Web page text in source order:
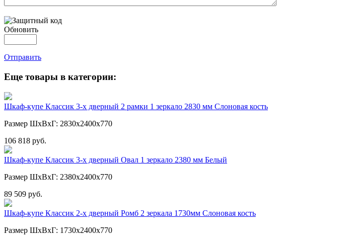
Обновить
Отправить
Еще товары в категории:
Шкаф-купе Классик 3-х дверный 2 рамки 1 зеркало 2830 мм Слоновая кость
Размер ШхВхГ: 2830х2400х770
106 818 руб.
Шкаф-купе Классик 3-х дверный Овал 1 зеркало 2380 мм Белый
Размер ШхВхГ: 2380х2400х770
89 509 руб.
Шкаф-купе Классик 2-х дверный Ромб 2 зеркала 1730мм Слоновая кость
Размер ШхВхГ: 1730х2400х770